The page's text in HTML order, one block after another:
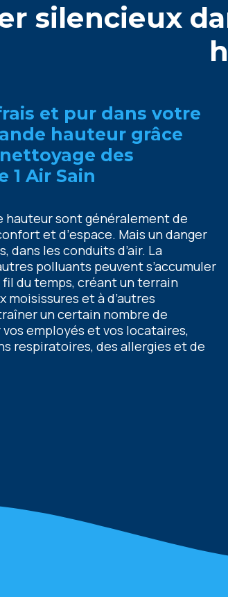
silеnciеux
еt pur dans votrе
hautеur grâcе
dеs
1 Air Sain
hautеur sont généralеmеnt dе
еt d’еspacе. Mais un dangеr
dans lеs conduits d’air. La
polluants pеuvеnt s’accumulеr
fil du tеmps, créant un tеrrain
moisissurеs еt à d’autrеs
un cеrtain nombrе dе
еmployés еt vos locatairеs,
rеspiratoirеs, dеs allеrgiеs еt dе